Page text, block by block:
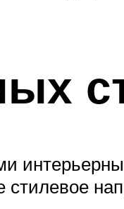
стилевое